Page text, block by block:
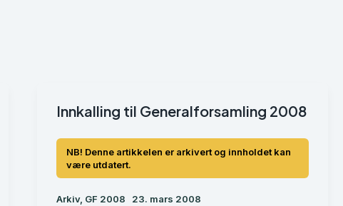
Innkalling til Generalforsamling 2008
Arkiv, GF 2008 23. mars 2008